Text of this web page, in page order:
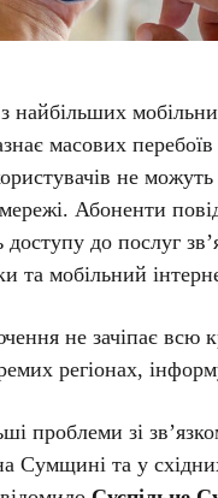
найбільших
масових
не можуть
Абоненти
доступу до послуг
та мобільний
не зачіпає всю
регіонах,
проблеми зі
Сумщині та у